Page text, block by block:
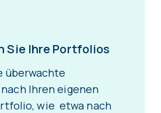
Sie Ihre Portfolios
überwachte
Ihren eigenen
wie etwa nach